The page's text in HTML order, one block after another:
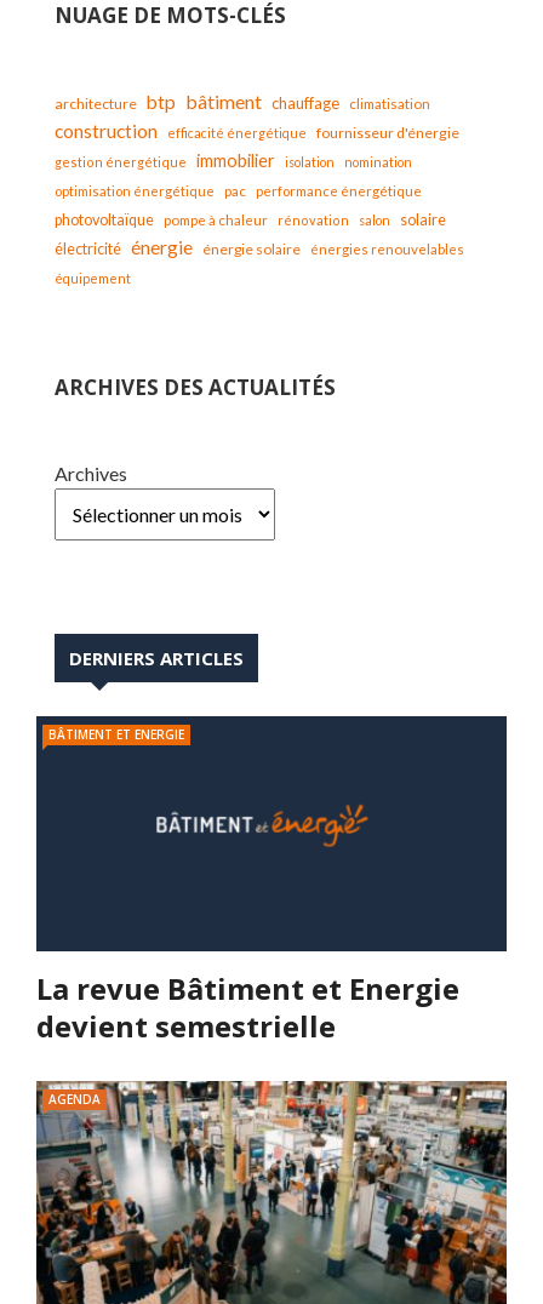
NUAGE DE MOTS-CLÉS
architecture btp bâtiment chauffage climatisation
construction efficacité énergétique fournisseur d'énergie
gestion énergétique immobilier isolation
nomination
optimisation énergétique
pac performance énergétique
photovoltaïque pompe à chaleur rénovation salon solaire
électricité énergie énergie solaire
énergies renouvelables
équipement
ARCHIVES DES ACTUALITÉS
Archives
DERNIERS ARTICLES
BÂTIMENT ET ENERGIE
La revue Bâtiment et Energie
devient semestrielle
AGENDA